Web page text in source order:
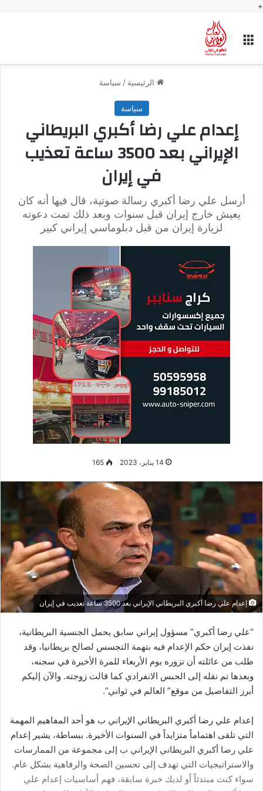
+
القائمة
الرئيسية / سياسة
سياسة
إعدام علي رضا أكبري البريطاني
الإيراني بعد 3500 ساعة تعذيب
في إيران
أرسل علي رضا أكبري رسالة صوتية، قال فيها أنه كان
يعيش خارج إيران قبل سنوات وبعد ذلك تمت دعوته
لزيارة إيران من قبل دبلوماسي إيراني كبير
14 يناير، 2023 165
إعدام علي رضا أكبري البريطاني الإيراني بعد 3500 ساعة تعذيب في إيران
“علي رضا أكبري” مسؤول إيراني سابق يحمل الجنسية البريطانية،
نفذت إيران حكم الإعدام فيه بتهمة التجسس لصالح بريطانيا، وقد
طلب من عائلته أن تزوره يوم الأربعاء للمرة الأخيرة في سجنه،
وبعدها تم نقله إلى الحبس الانفرادي كما قالت زوجته. والآن إليكم
أبرز التفاصيل من موقع” العالم في ثواني”.
إعدام علي رضا أكبري البريطاني الإيراني ب هو أحد المفاهيم المهمة
التي تلقى اهتماماً متزايداً في السنوات الأخيرة. ببساطة، يشير إعدام
علي رضا أكبري البريطاني الإيراني ب إلى مجموعة من الممارسات
والاستراتيجيات التي تهدف إلى تحسين الصحة والرفاهية بشكل عام.
سواء كنت مبتدئاً أو لديك خبرة سابقة، فهم أساسيات إعدام علي